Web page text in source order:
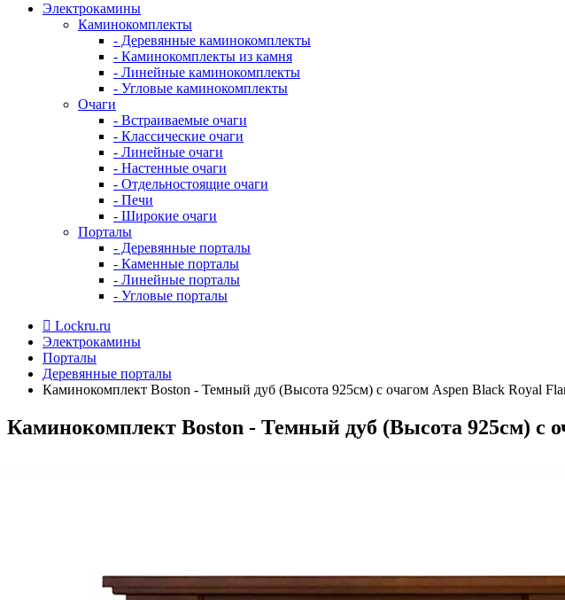
Электрокамины
Каминокомплекты
- Деревянные каминокомплекты
- Каминокомплекты из камня
- Линейные каминокомплекты
- Угловые каминокомплекты
Очаги
- Встраиваемые очаги
- Классические очаги
- Линейные очаги
- Настенные очаги
- Отдельностоящие очаги
- Печи
- Широкие очаги
Порталы
- Деревянные порталы
- Каменные порталы
- Линейные порталы
- Угловые порталы
Lockru.ru
Электрокамины
Порталы
Деревянные порталы
Каминокомплект Boston - Темный дуб (Высота 925см) с очагом Aspen Black Royal
Каминокомплект Boston - Темный дуб (Высота 925см) с